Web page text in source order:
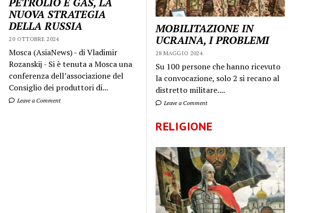
MOBILITAZIONE IN
UCRAINA, I PROBLEMI
28 MAGGIO 2024
Su 100 persone che hanno ricevuto
la convocazione, solo 2 si recano al
distretto militare....
Leave a Comment
RELIGIONE
NUOVA STRATEGIA
DELLA RUSSIA
20 OTTOBRE 2024
Mosca (AsiaNews) - di Vladimir
Rozanskij - Si è tenuta a Mosca una
conferenza dell’associazione del
Consiglio dei produttori di...
Leave a Comment